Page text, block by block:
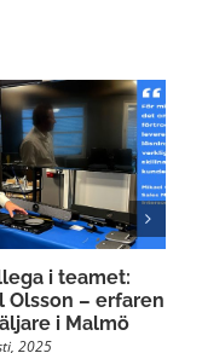
i teamet:
Olsson – erfaren
i Malmö
2025